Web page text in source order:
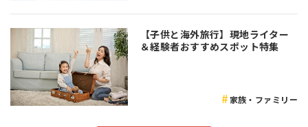
【子供と海外旅行】現地ライター
＆経験者おすすめスポット特集
家族・ファミリー